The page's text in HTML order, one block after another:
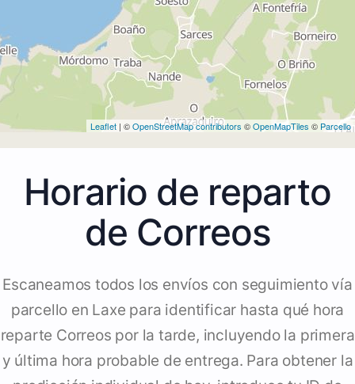
Leaflet | ©OpenStreetMap contributors ©OpenMapTiles © Parcello
Horario de reparto
de Correos
Escaneamos todos los envíos con seguimiento vía
parcello en Laxe para identificar hasta qué hora
reparte Correos por la tarde, incluyendo la primera
y última hora probable de entrega. Para obtener la